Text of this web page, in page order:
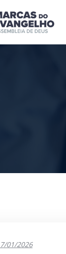
01/2026